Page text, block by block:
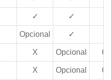
✓ ✓
Opcional ✓
X Opcional
X Opcional